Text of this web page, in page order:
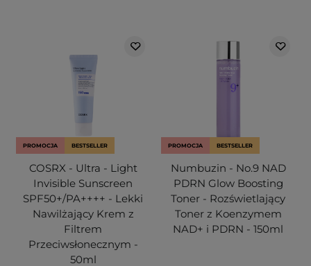
PROMOCJA BESTSELLER
COSRX - Ultra - Light
Invisible Sunscreen
SPF50+/PA++++ - Lekki
Nawilżający Krem z
Filtrem
Przeciwsłonecznym -
50ml
PROMOCJA BESTSELLER
Numbuzin - No.9 NAD
PDRN Glow Boosting
Toner - Rozświetlający
Toner z Koenzymem
NAD+ i PDRN - 150ml